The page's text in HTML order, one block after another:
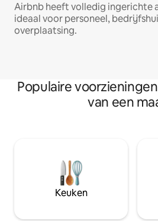
Airbnb heeft volledig ingerichte
ideaal voor personeel,
overplaatsing.
Populaire
van een
Keuken